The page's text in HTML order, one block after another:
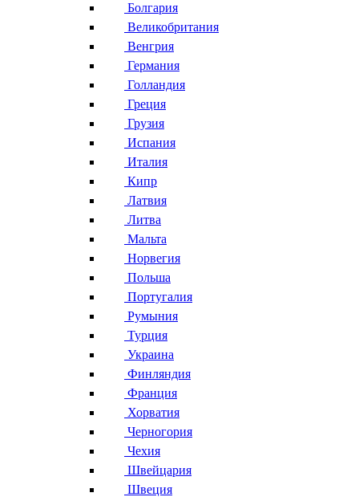
Болгария
Великобритания
Венгрия
Германия
Голландия
Греция
Грузия
Испания
Италия
Кипр
Латвия
Литва
Мальта
Норвегия
Польша
Португалия
Румыния
Турция
Украина
Финляндия
Франция
Хорватия
Черногория
Чехия
Швейцария
Швеция